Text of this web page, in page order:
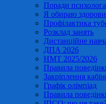
Поради психолога
Я обираю
Профілактика
Розклад занять
Дистанційне
ДПА 2026
НМТ 2025/2026
Правила
Закріплення
Графік олімпіад
Правила